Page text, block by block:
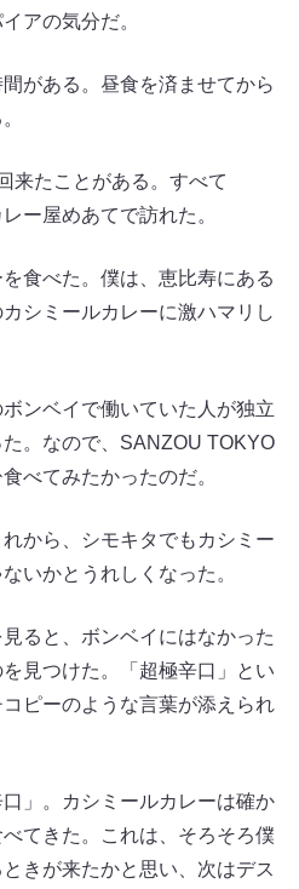
アの気分だ。
がある。昼食を済ませてから
来たことがある。すべて
ー屋めあてで訪れた。
食べた。僕は、恵比寿にある
シミールカレーに激ハマリし
ンベイで働いていた人が独立
。なので、SANZOU TOKYO
べてみたかったのだ。
から、シモキタでもカシミー
いかとうれしくなった。
ると、ボンベイにはなかった
見つけた。「超極辛口」とい
ピーのような言葉が添えられ
」。カシミールカレーは確か
てきた。これは、そろそろ僕
きが来たかと思い、次はデス